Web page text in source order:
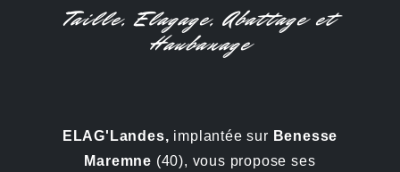
Taille, Elagage, Abattage et
Haubanage
ELAG'Landes, implantée sur Benesse
Maremne (40), vous propose ses